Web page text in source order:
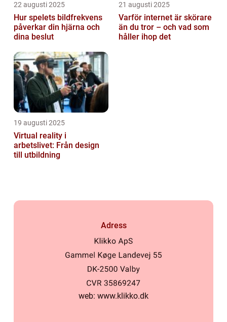
22 augusti 2025
Hur spelets bildfrekvens
påverkar din hjärna och
dina beslut
21 augusti 2025
Varför internet är skörare
än du tror – och vad som
håller ihop det
19 augusti 2025
Virtual reality i
arbetslivet: Från design
till utbildning
Adress
web: www.klikko.dk